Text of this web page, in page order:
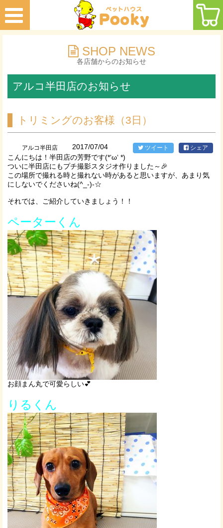
SHOP NEWS
各店舗からのお知らせ
アルコ半田店のお知らせ
トリミングのお客様（3日）
アルコ半田店 2017/07/04 ツイート シェア
こんにちは！半田店の芳野です(*‘ω‘ *)
ついに半田店にもプチ撮影スタジオ作りました～🎉
この場所で撮れる時と撮れない時があると思いますが、あまり気
にしないでくださいね(^_-)-☆
それでは、ご紹介していきましょう！！
ペーターくん
お顔まん丸で可愛らしい💕
りるくん